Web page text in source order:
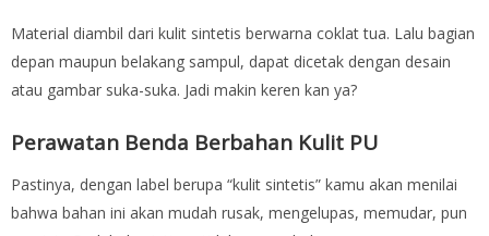
Material diambil dari kulit sintetis berwarna coklat tua. Lalu bagian
depan maupun belakang sampul, dapat dicetak dengan desain
atau gambar suka-suka. Jadi makin keren kan ya?
Perawatan Benda Berbahan Kulit PU
Pastinya, dengan label berupa “kulit sintetis” kamu akan menilai
bahwa bahan ini akan mudah rusak, mengelupas, memudar, pun